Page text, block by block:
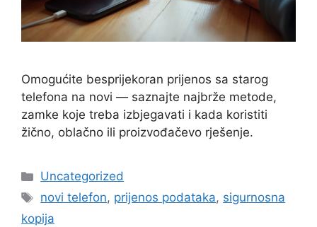
Omogućite besprijekoran prijenos sa starog
telefona na novi — saznajte najbrže metode,
zamke koje treba izbjegavati i kada koristiti
žično, oblačno ili proizvođačevo rješenje.
Kategorije
Uncategorized
Oznake
novi telefon, prijenos podataka, sigurnosna
kopija